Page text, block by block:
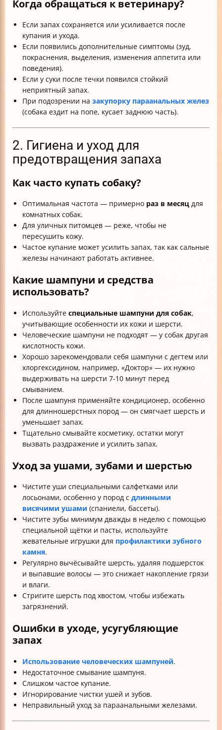
Когда обращаться к ветеринару?
Если запах сохраняется или усиливается после
купания и ухода.
Если появились дополнительные симптомы (зуд,
покраснения, выделения, изменения аппетита или
поведения).
Если у суки после течки появился стойкий
неприятный запах.
При подозрении на закупорку параанальных желез
(собака ездит на попе, кусает заднюю часть).
2. Гигиена и уход для
предотвращения запаха
Как часто купать собаку?
Оптимальная частота — примерно раз в месяц для
комнатных собак.
Для уличных питомцев — реже, чтобы не
пересушить кожу.
Частое купание может усилить запах, так как сальные
железы начинают работать активнее.
Какие шампуни и средства
использовать?
Используйте специальные шампуни для собак,
учитывающие особенности их кожи и шерсти.
Человеческие шампуни не подходят — у собак другая
кислотность кожи.
Хорошо зарекомендовали себя шампуни с дегтем или
хлоргексидином, например, «Доктор» — их нужно
выдерживать на шерсти 7-10 минут перед
смыванием.
После шампуня применяйте кондиционер, особенно
для длинношерстных пород — он смягчает шерсть и
уменьшает запах.
Тщательно смывайте косметику, остатки могут
вызвать раздражение и усилить запах.
Уход за ушами, зубами и шерстью
Чистите уши специальными салфетками или
лосьонами, особенно у пород с длинными
висячими ушами (спаниели, бассеты).
Чистите зубы минимум дважды в неделю с помощью
специальной щётки и пасты, используйте
жевательные игрушки для профилактики зубного
камня.
Регулярно вычёсывайте шерсть, удаляя подшерсток
и выпавшие волосы — это снижает накопление грязи
и влаги.
Стригите шерсть под хвостом, чтобы избежать
загрязнений.
Ошибки в уходе, усугубляющие
запах
Использование человеческих шампуней.
Недостаточное смывание шампуня.
Слишком частое купание.
Игнорирование чистки ушей и зубов.
Неправильный уход за параанальными железами.